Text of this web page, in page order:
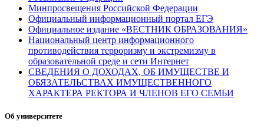
Минпросвещения Российской Федерации
Официальный информационный портал ЕГЭ
Официальное издание «ВЕСТНИК ОБРАЗОВАНИЯ»
Национальный центр информационного
противодействия терроризму и экстремизму в
образовательной среде и сети Интернет
СВЕДЕНИЯ О ДОХОДАХ, ОБ ИМУЩЕСТВЕ И
ОБЯЗАТЕЛЬСТВАХ ИМУЩЕСТВЕННОГО
ХАРАКТЕРА РЕКТОРА И ЧЛЕНОВ ЕГО СЕМЬИ
Об университете